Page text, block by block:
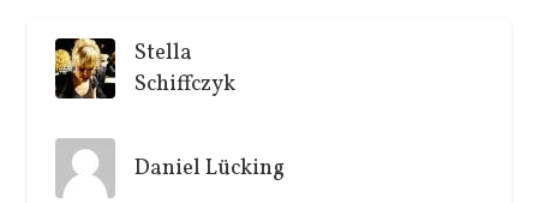
Stella
Schiffczyk
Daniel Lücking